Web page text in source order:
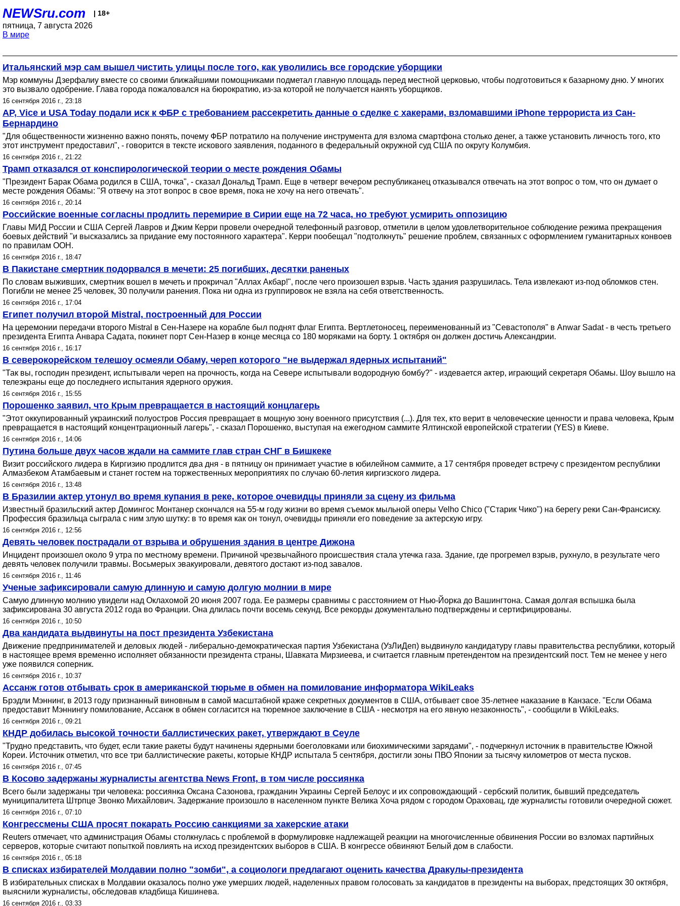
NEWSru.com | 18+
пятница, 7 августа 2026
В мире
Итальянский мэр сам вышел чистить улицы после того, как уволились все городские уборщики
Мэр коммуны Дзерфалиу вместе со своими ближайшими помощниками подметал главную площадь перед местной церковью, чтобы подготовиться к базарному дню. У многих
это вызвало одобрение. Глава города пожаловался на бюрократию, из-за которой не получается нанять уборщиков.
16 сентября 2016 г., 23:18
AP, Vice и USA Today подали иск к ФБР с требованием рассекретить данные о сделке с хакерами, взломавшими iPhone террориста из Сан-
Бернардино
"Для общественности жизненно важно понять, почему ФБР потратило на получение инструмента для взлома смартфона столько денег, а также установить личность того, кто
этот инструмент предоставил", - говорится в тексте искового заявления, поданного в федеральный окружной суд США по округу Колумбия.
16 сентября 2016 г., 21:22
Трамп отказался от конспирологической теории о месте рождения Обамы
"Президент Барак Обама родился в США, точка", - сказал Дональд Трамп. Еще в четверг вечером республиканец отказывался отвечать на этот вопрос о том, что он думает о
месте рождения Обамы: "Я отвечу на этот вопрос в свое время, пока не хочу на него отвечать".
16 сентября 2016 г., 20:14
Российские военные согласны продлить перемирие в Сирии еще на 72 часа, но требуют усмирить оппозицию
Главы МИД России и США Сергей Лавров и Джим Керри провели очередной телефонный разговор, отметили в целом удовлетворительное соблюдение режима прекращения
боевых действий "и высказались за придание ему постоянного характера". Керри пообещал "подтолкнуть" решение проблем, связанных с оформлением гуманитарных конвоев
по правилам ООН.
16 сентября 2016 г., 18:47
В Пакистане смертник подорвался в мечети: 25 погибших, десятки раненых
По словам выживших, смертник вошел в мечеть и прокричал "Аллах Акбар!", после чего произошел взрыв. Часть здания разрушилась. Тела извлекают из-под обломков стен.
Погибли не менее 25 человек, 30 получили ранения. Пока ни одна из группировок не взяла на себя ответственность.
16 сентября 2016 г., 17:04
Египет получил второй Mistral, построенный для России
На церемонии передачи второго Mistral в Сен-Назере на корабле был поднят флаг Египта. Вертлетоносец, переименованный из "Севастополя" в Anwar Sadat - в честь третьего
президента Египта Анвара Садата, покинет порт Сен-Назер в конце месяца со 180 моряками на борту. 1 октября он должен достичь Александрии.
16 сентября 2016 г., 16:17
В северокорейском телешоу осмеяли Обаму, череп которого "не выдержал ядерных испытаний"
"Так вы, господин президент, испытывали череп на прочность, когда на Севере испытывали водородную бомбу?" - издевается актер, играющий секретаря Обамы. Шоу вышло на
телеэкраны еще до последнего испытания ядерного оружия.
16 сентября 2016 г., 15:55
Порошенко заявил, что Крым превращается в настоящий концлагерь
"Этот оккупированный украинский полуостров Россия превращает в мощную зону военного присутствия (...). Для тех, кто верит в человеческие ценности и права человека, Крым
превращается в настоящий концентрационный лагерь", - сказал Порошенко, выступая на ежегодном саммите Ялтинской европейской стратегии (YES) в Киеве.
16 сентября 2016 г., 14:06
Путина больше двух часов ждали на саммите глав стран СНГ в Бишкеке
Визит российского лидера в Киргизию продлится два дня - в пятницу он принимает участие в юбилейном саммите, а 17 сентября проведет встречу с президентом республики
Алмазбеком Атамбаевым и станет гостем на торжественных мероприятиях по случаю 60-летия киргизского лидера.
16 сентября 2016 г., 13:48
В Бразилии актер утонул во время купания в реке, которое очевидцы приняли за сцену из фильма
Известный бразильский актер Домингос Монтанер скончался на 55-м году жизни во время съемок мыльной оперы Velho Chico ("Старик Чико") на берегу реки Сан-Франсиску.
Профессия бразильца сыграла с ним злую шутку: в то время как он тонул, очевидцы приняли его поведение за актерскую игру.
16 сентября 2016 г., 12:56
Девять человек пострадали от взрыва и обрушения здания в центре Дижона
Инцидент произошел около 9 утра по местному времени. Причиной чрезвычайного происшествия стала утечка газа. Здание, где прогремел взрыв, рухнуло, в результате чего
девять человек получили травмы. Восьмерых эвакуировали, девятого достают из-под завалов.
16 сентября 2016 г., 11:46
Ученые зафиксировали самую длинную и самую долгую молнии в мире
Самую длинную молнию увидели над Оклахомой 20 июня 2007 года. Ее размеры сравнимы с расстоянием от Нью-Йорка до Вашингтона. Самая долгая вспышка была
зафиксирована 30 августа 2012 года во Франции. Она длилась почти восемь секунд. Все рекорды документально подтверждены и сертифицированы.
16 сентября 2016 г., 10:50
Два кандидата выдвинуты на пост президента Узбекистана
Движение предпринимателей и деловых людей - либерально-демократическая партия Узбекистана (УзЛиДеп) выдвинуло кандидатуру главы правительства республики, который
в настоящее время временно исполняет обязанности президента страны, Шавката Мирзиеева, и считается главным претендентом на президентский пост. Тем не менее у него
уже появился соперник.
16 сентября 2016 г., 10:37
Ассанж готов отбывать срок в американской тюрьме в обмен на помилование информатора WikiLeaks
Брэдли Мэннинг, в 2013 году признанный виновным в самой масштабной краже секретных документов в США, отбывает свое 35-летнее наказание в Канзасе. "Если Обама
предоставит Мэннингу помилование, Ассанж в обмен согласится на тюремное заключение в США - несмотря на его явную незаконность", - сообщили в WikiLeaks.
16 сентября 2016 г., 09:21
КНДР добилась высокой точности баллистических ракет, утверждают в Сеуле
"Трудно представить, что будет, если такие ракеты будут начинены ядерными боеголовками или биохимическими зарядами", - подчеркнул источник в правительстве Южной
Кореи. Источник отметил, что все три баллистические ракеты, которые КНДР испытала 5 сентября, достигли зоны ПВО Японии за тысячу километров от места пусков.
16 сентября 2016 г., 07:45
В Косово задержаны журналисты агентства News Front, в том числе россиянка
Всего были задержаны три человека: россиянка Оксана Сазонова, гражданин Украины Сергей Белоус и их сопровождающий - сербский политик, бывший председатель
муниципалитета Штрпце Звонко Михайлович. Задержание произошло в населенном пункте Велика Хоча рядом с городом Ораховац, где журналисты готовили очередной сюжет.
16 сентября 2016 г., 07:10
Конгрессмены США просят покарать Россию санкциями за хакерские атаки
Reuters отмечает, что администрация Обамы столкнулась с проблемой в формулировке надлежащей реакции на многочисленные обвинения России во взломах партийных
серверов, которые считают попыткой повлиять на исход президентских выборов в США. В конгрессе обвиняют Белый дом в слабости.
16 сентября 2016 г., 05:18
В списках избирателей Молдавии полно "зомби", а социологи предлагают оценить качества Дракулы-президента
В избирательных списках в Молдавии оказалось полно уже умерших людей, наделенных правом голосовать за кандидатов в президенты на выборах, предстоящих 30 октября,
выяснили журналисты, обследовав кладбища Кишинева.
16 сентября 2016 г., 03:33